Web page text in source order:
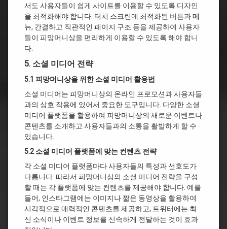
서도 사용자들이 쉽게 사이트를 이용할 수 있도록 디자인
을 최적화해야 합니다. 터치 스크린에 최적화된 버튼과 메
뉴, 간결하고 직관적인 페이지 구조 등을 제공하여 사용자
들이 피망머니상을 편리하게 이용할 수 있도록 해야 합니
다.
5. 소셜 미디어 전략
5.1 피망머니상을 위한 소셜 미디어 활용법
소셜 미디어는 피망머니상의 온라인 프로모션과 사용자들
과의 상호 작용에 있어서 중요한 도구입니다. 다양한 소셜
미디어 플랫폼을 활용하여 피망머니상의 새로운 이벤트나
콘텐츠를 소개하고 사용자들과의 소통을 활발하게 할 수
있습니다.
5.2 소셜 미디어 플랫폼에 맞는 컨텐츠 전략
각 소셜 미디어 플랫폼마다 사용자들의 특성과 선호도가
다릅니다. 따라서 피망머니상의 소셜 미디어 전략을 구성
할 때는 각 플랫폼에 맞는 컨텐츠를 제공해야 합니다. 예를
들어, 인스타그램에는 이미지나 짧은 동영상을 활용하여
시각적으로 매력적인 콘텐츠를 제공하고, 트위터에는 최
신 소식이나 이벤트 정보를 신속하게 전달하는 것이 효과